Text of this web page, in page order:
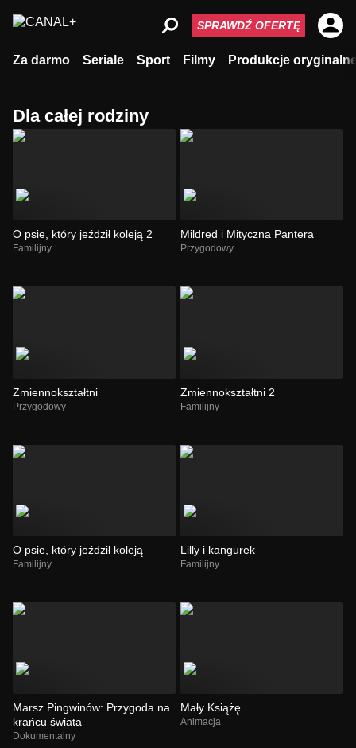
Za darmo Seriale Sport Filmy Produkcje
SPRAWDŹ OFERTĘ
Dla całej rodziny
O psie, który jeździł koleją 2
Familijny
Mildred i Mityczna Pantera
Przygodowy
Zmiennokształtni
Przygodowy
Zmiennokształtni 2
Familijny
O psie, który jeździł koleją
Familijny
Lilly i kangurek
Familijny
Marsz Pingwinów: Przygoda na
krańcu świata
Dokumentalny
Mały Książę
Animacja